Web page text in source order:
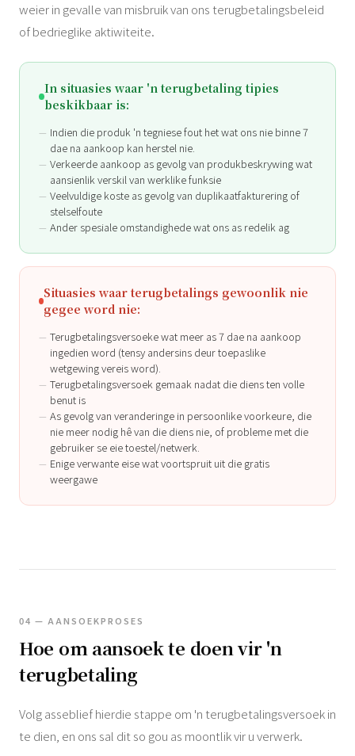
weier in gevalle van misbruik van ons terugbetalingsbeleid
of bedrieglike aktiwiteite.
In situasies waar 'n terugbetaling tipies
beskikbaar is:
Indien die produk 'n tegniese fout het wat ons nie binne 7
dae na aankoop kan herstel nie.
Verkeerde aankoop as gevolg van produkbeskrywing wat
aansienlik verskil van werklike funksie
Veelvuldige koste as gevolg van duplikaatfakturering of
stelselfoute
Ander spesiale omstandighede wat ons as redelik ag
Situasies waar terugbetalings gewoonlik nie
gegee word nie:
Terugbetalingsversoeke wat meer as 7 dae na aankoop
ingedien word (tensy andersins deur toepaslike
wetgewing vereis word).
Terugbetalingsversoek gemaak nadat die diens ten volle
benut is
As gevolg van veranderinge in persoonlike voorkeure, die
nie meer nodig hê van die diens nie, of probleme met die
gebruiker se eie toestel/netwerk.
Enige verwante eise wat voortspruit uit die gratis
weergawe
04 — AANSOEKPROSES
Hoe om aansoek te doen vir 'n
terugbetaling
Volg asseblief hierdie stappe om 'n terugbetalingsversoek in
te dien, en ons sal dit so gou as moontlik vir u verwerk.